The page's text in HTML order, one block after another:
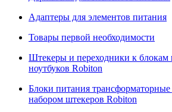
Адаптеры для элементов питания
Товары первой необходимости
Штекеры и переходники к блокам
ноутбуков Robiton
Блоки питания
набором штекеров Robiton